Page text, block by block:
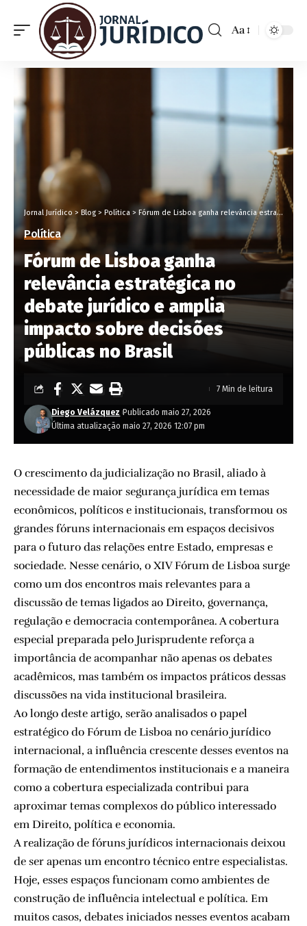
Aa
Jornal Jurídico > Blog > Política > Fórum de Lisboa ganha relevância estratégica no debate jurídico e amplia impacto sobre decisões públicas no Brasil
Política
Fórum de Lisboa ganha
relevância estratégica no
debate jurídico e amplia
impacto sobre decisões
públicas no Brasil
Última atualização maio 27, 2026 12:07 pm
Diego Velázquez Publicado maio 27, 2026
7 Min de leitura
O crescimento da judicialização no Brasil, aliado à
necessidade de maior segurança jurídica em temas
econômicos, políticos e institucionais, transformou os
grandes fóruns internacionais em espaços decisivos
para o futuro das relações entre Estado, empresas e
sociedade. Nesse cenário, o XIV Fórum de Lisboa surge
como um dos encontros mais relevantes para a
discussão de temas ligados ao Direito, governança,
regulação e democracia contemporânea. A cobertura
especial preparada pelo Jurisprudente reforça a
importância de acompanhar não apenas os debates
acadêmicos, mas também os impactos práticos dessas
discussões na vida institucional brasileira.
Ao longo deste artigo, serão analisados o papel
estratégico do Fórum de Lisboa no cenário jurídico
internacional, a influência crescente desses eventos na
formação de entendimentos institucionais e a maneira
como a cobertura especializada contribui para
aproximar temas complexos do público interessado
em Direito, política e economia.
A realização de fóruns jurídicos internacionais deixou
de ser apenas um encontro técnico entre especialistas.
Hoje, esses espaços funcionam como ambientes de
construção de influência intelectual e política. Em
muitos casos, debates iniciados nesses eventos acabam